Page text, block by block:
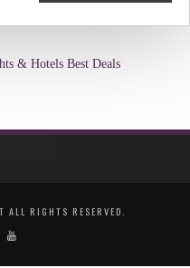
& Hotels Best Deals
ALL RIGHTS RESERVED.